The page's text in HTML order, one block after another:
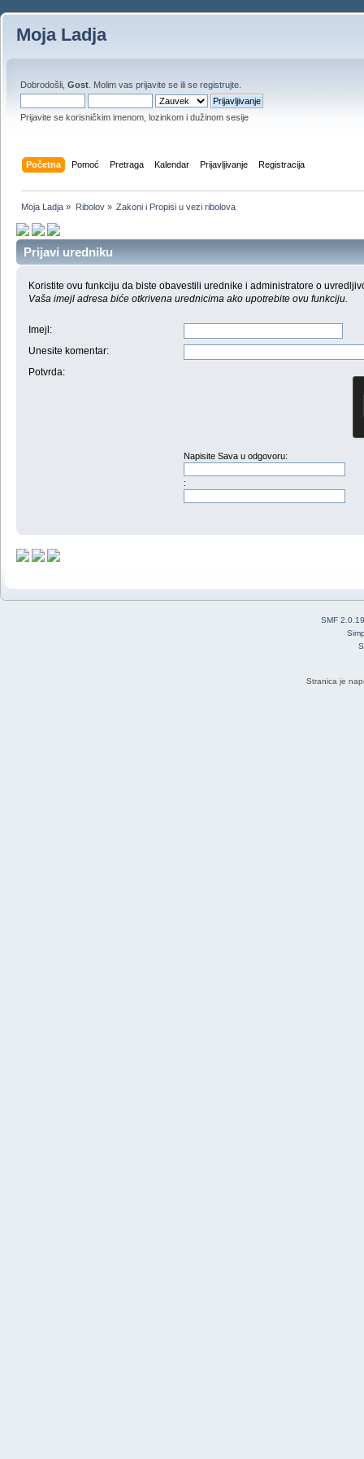
Moja Ladja
Dobrodošli, Gost . Molim vas prijavite se ili se registrujte
Prijavite se korisničkim imenom, lozinkom i dužinom sesije
Početna Pomoć Pretraga Kalendar Prijavljivanje Registracija
Moja Ladja » Ribolov» Zakoni i Propisi u vezi ribolova
Prijavi uredniku
Koristite ovu funkciju da biste obavestili urednike i administratore o
Vaša imejl adresa biće otkrivena urednicima ako upotrebite ovu funkciju.
Imejl :
Unesite komentar:
Potvrda:
Napisite Sava u odgovoru:
:
SMF 2.0.19
Stranica je